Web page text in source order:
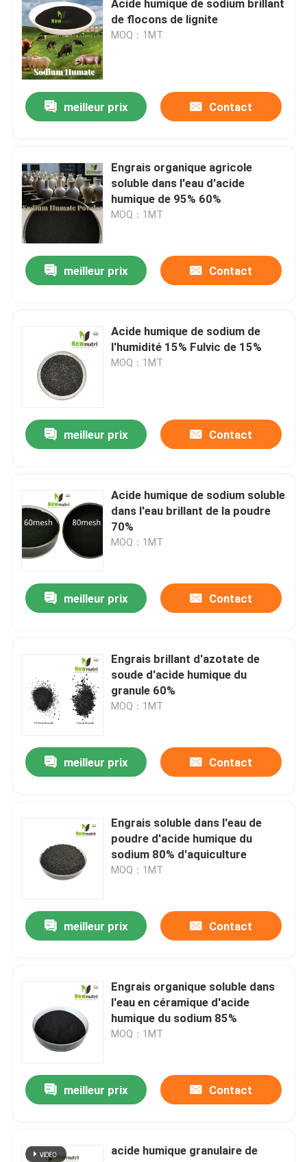
Produits
Au sujet de nous
Visite d'usine
Contactez-nous
Demandez une citation
Engrais organique d'acide humique
Engrais organique d'azote
Engrais de poudre d'extrait d'algue
Acide humique de sodium
Engrais d'acide humique
Potassium Fulvic acide
Acide humique de sodium brillant
de flocons de lignite
MOQ：1MT
meilleur prix Contact
Engrais organique agricole
soluble dans l'eau d'acide
humique de 95% 60%
MOQ：1MT
meilleur prix Contact
Acide humique de sodium de
l'humidité 15% Fulvic de 15%
MOQ：1MT
meilleur prix Contact
Acide humique de sodium soluble
dans l'eau brillant de la poudre
70%
MOQ：1MT
meilleur prix Contact
Engrais brillant d'azotate de
soude d'acide humique du
granule 60%
MOQ：1MT
meilleur prix Contact
Engrais soluble dans l'eau de
poudre d'acide humique du
sodium 80% d'aquiculture
MOQ：1MT
meilleur prix Contact
Engrais organique soluble dans
l'eau en céramique d'acide
humique du sodium 85%
MOQ：1MT
meilleur prix Contact
acide humique granulaire de